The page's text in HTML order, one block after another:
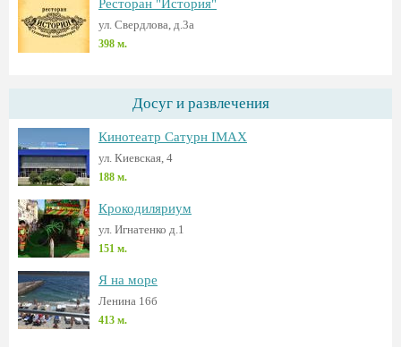
Ресторан "История"
ул. Свердлова, д.3а
398 м.
Досуг и развлечения
Кинотеатр Сатурн IMAX
ул. Киевская, 4
188 м.
Крокодиляриум
ул. Игнатенко д.1
151 м.
Я на море
Ленина 16б
413 м.